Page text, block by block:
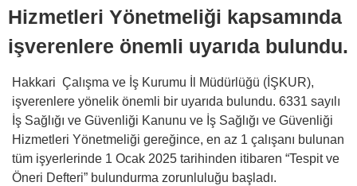
Hizmetleri Yönetmeliği kapsamında
işverenlere önemli uyarıda bulundu.
Hakkari Çalışma ve İş Kurumu İl Müdürlüğü (İŞKUR),
işverenlere yönelik önemli bir uyarıda bulundu. 6331 sayılı
İş Sağlığı ve Güvenliği Kanunu ve İş Sağlığı ve Güvenliği
Hizmetleri Yönetmeliği gereğince, en az 1 çalışanı bulunan
tüm işyerlerinde 1 Ocak 2025 tarihinden itibaren “Tespit ve
Öneri Defteri” bulundurma zorunluluğu başladı.